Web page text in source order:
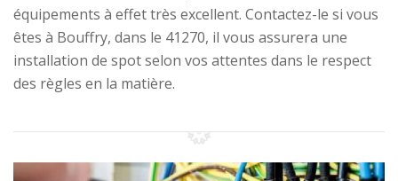
équipements à effet très excellent. Contactez-le si vous
êtes à Bouffry, dans le 41270, il vous assurera une
installation de spot selon vos attentes dans le respect
des règles en la matière.